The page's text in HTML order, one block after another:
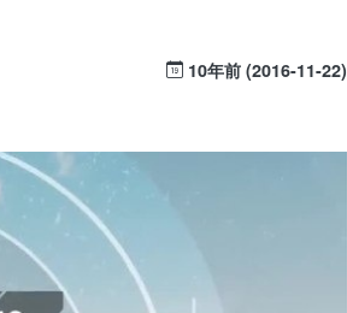
10年前 (2016-11-22)